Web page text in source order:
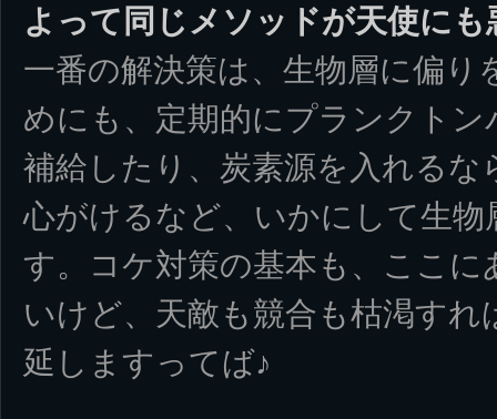
よって同じメソッドが天使に
一番の解決策は、生物層に偏
めにも、定期的にプランクト
補給したり、炭素源を入れる
心がけるなど、いかにして生
す。コケ対策の基本も、ここ
いけど、天敵も競合も枯渇す
延しますってば♪